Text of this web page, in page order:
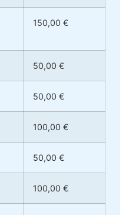
150,00 €
50,00 €
50,00 €
100,00 €
50,00 €
100,00 €